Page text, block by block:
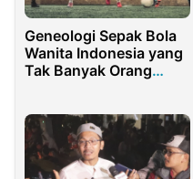
Geneologi Sepak Bola
Wanita Indonesia yang
Tak Banyak Orang